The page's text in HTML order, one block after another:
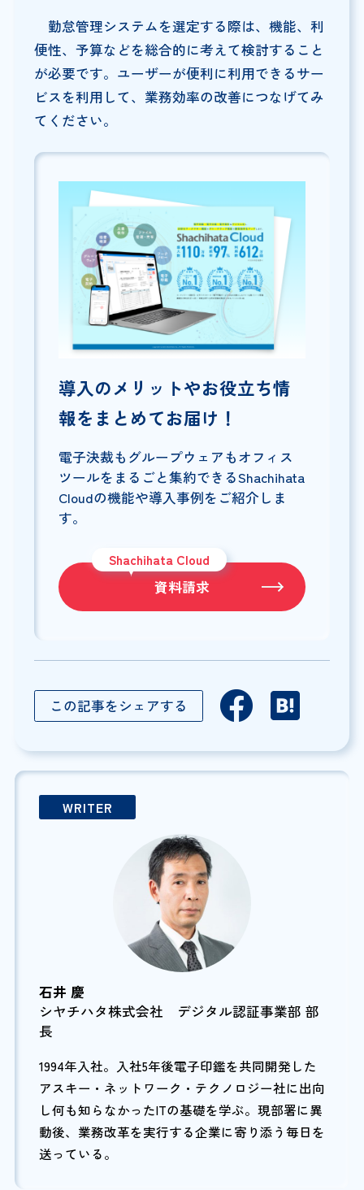
勤怠管理システムを選定する際は、機能、利
便性、予算などを総合的に考えて検討すること
が必要です。ユーザーが便利に利用できるサー
ビスを利用して、業務効率の改善につなげてみ
てください。
導入のメリットやお役立ち情
報をまとめてお届け！
電子決裁もグループウェアもオフィス
ツールをまるごと集約できるShachihata
Cloudの機能や導入事例をご紹介しま
す。
Shachihata Cloud
資料請求
この記事をシェアする
WRITER
石井 慶
シヤチハタ株式会社 デジタル認証事業部 部
長
1994年入社。入社5年後電子印鑑を共同開発した
アスキー・ネットワーク・テクノロジー社に出向
し何も知らなかったITの基礎を学ぶ。現部署に異
動後、業務改革を実行する企業に寄り添う毎日を
送っている。